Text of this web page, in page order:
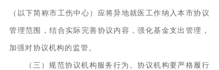
（以下简称市工伤中心）应将异地就医工作纳入本市协议
管理范围，结合实际完善协议内容，强化基金支出管理，
加强对协议机构的监管。
（三）规范协议机构服务行为。协议机构要严格履行